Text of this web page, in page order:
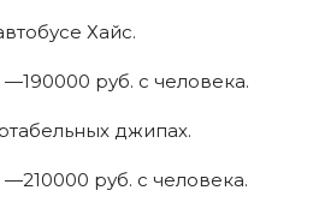
Хайс.
руб. с человека.
джипах.
руб. с человека.